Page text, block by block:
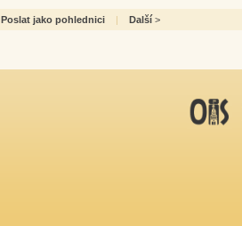
Poslat jako pohlednici | Další >